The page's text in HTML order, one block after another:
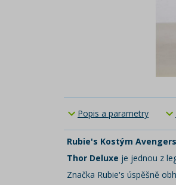
Popis a parametry
Rubie's Kostým
Thor Deluxe je jednou z
Značka Rubie's úspěšně